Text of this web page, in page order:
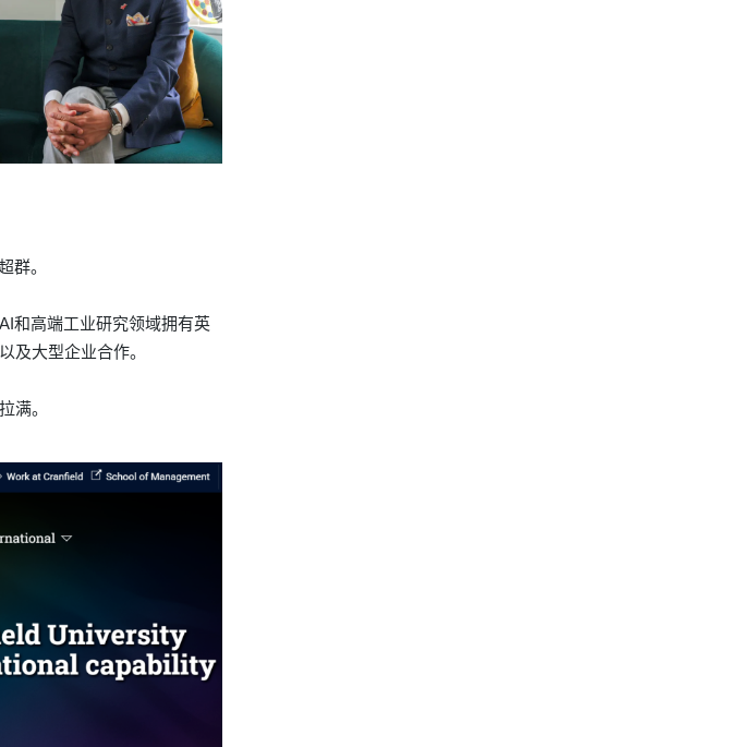
群。
和高端工业研究领域拥有英
及大型企业合作。
满。